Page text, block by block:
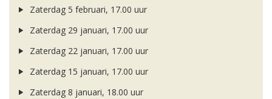
Zaterdag 5 februari, 17.00 uur
Zaterdag 29 januari, 17.00 uur
Zaterdag 22 januari, 17.00 uur
Zaterdag 15 januari, 17.00 uur
Zaterdag 8 januari, 18.00 uur